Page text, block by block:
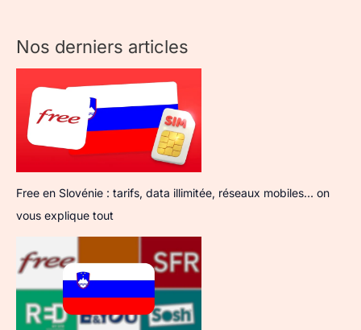
Nos derniers articles
Free en Slovénie : tarifs, data illimitée, réseaux mobiles… on
vous explique tout